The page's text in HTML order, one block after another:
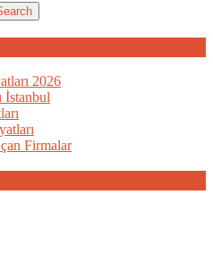
2026
İstanbul
Firmalar